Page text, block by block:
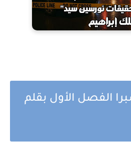
الفصل الأول بقلم